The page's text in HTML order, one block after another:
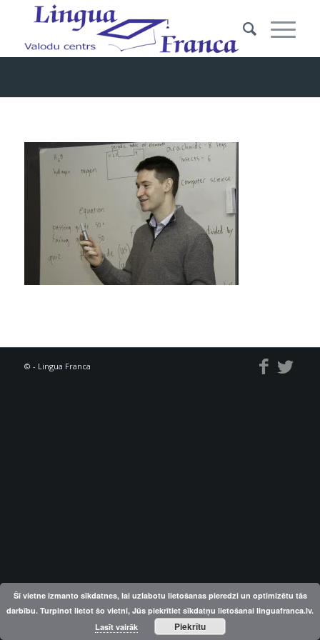
© - Lingua Franca
Šī vietne izmanto sīkdatnes, lai uzlabotu lietošanas pieredzi un optimizētu tās
darbību. Turpinot lietot šo vietni, Jūs piekrītiet sīkdatņu lietošanai linguafranca.lv.
Lasīt vairāk
Piekrītu